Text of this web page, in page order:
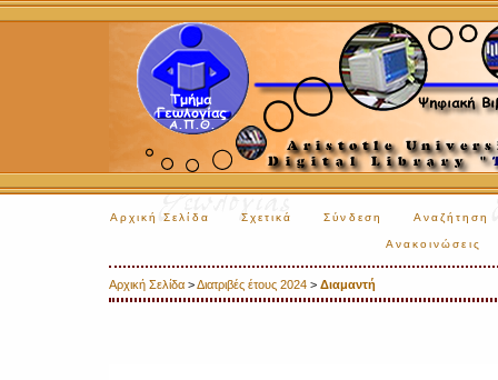
Αρχική Σελίδα Σχετικά Σύνδεση Αναζήτηση
Ανακοινώσεις
Αρχική Σελίδα >Διατριβές έτους 2024 > Διαμαντή